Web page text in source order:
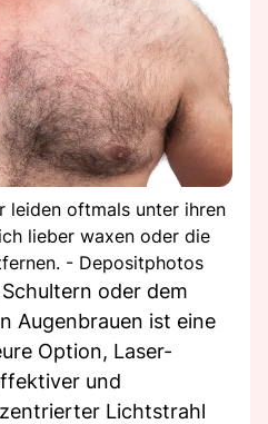
leiden oftmals unter ihren
lieber waxen oder die
- Depositphotos
oder dem
Augenbrauen ist eine
Option, Laser-
und
Lichtstrahl